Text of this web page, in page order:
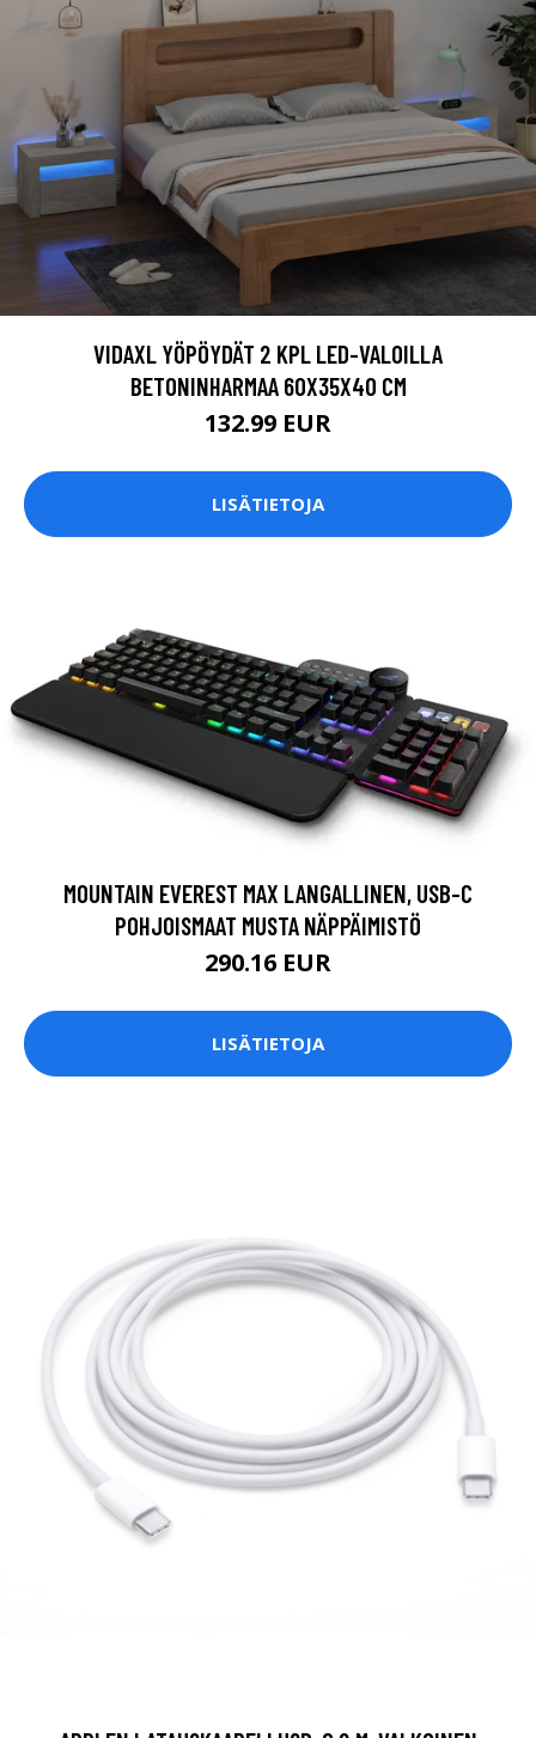
VIDAXL YÖPÖYDÄT 2 KPL LED-VALOILLA
BETONINHARMAA 60X35X40 CM
132.99 EUR
LISÄTIETOJA
MOUNTAIN EVEREST MAX LANGALLINEN, USB-C
POHJOISMAAT MUSTA NÄPPÄIMISTÖ
290.16 EUR
LISÄTIETOJA